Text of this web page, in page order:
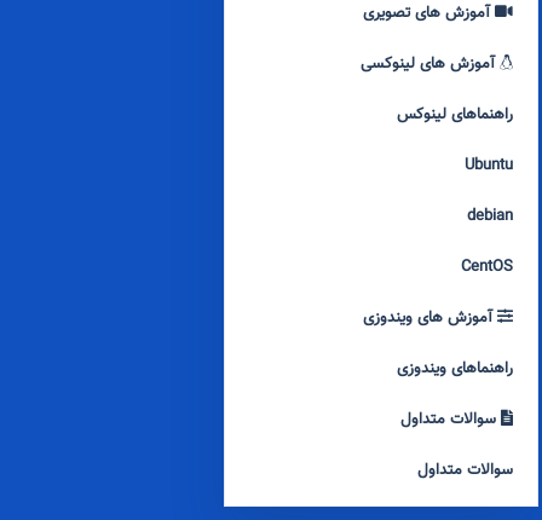
آموزش های تصویری
آموزش های لینوکسی
راهنماهای لینوکس
Ubuntu
debian
CentOS
آموزش های ویندوزی
راهنماهای ویندوزی
سوالات متداول
سوالات متداول